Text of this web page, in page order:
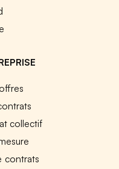
collectif
contrats